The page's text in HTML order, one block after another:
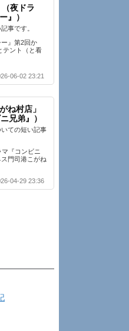
（夜ドラ
』）
事です。
』第2回か
テント（と看
06-02 23:21
ね村店」
兄弟』）
ての短い記事
『コンビニ
門司港こがね
04-29 23:36